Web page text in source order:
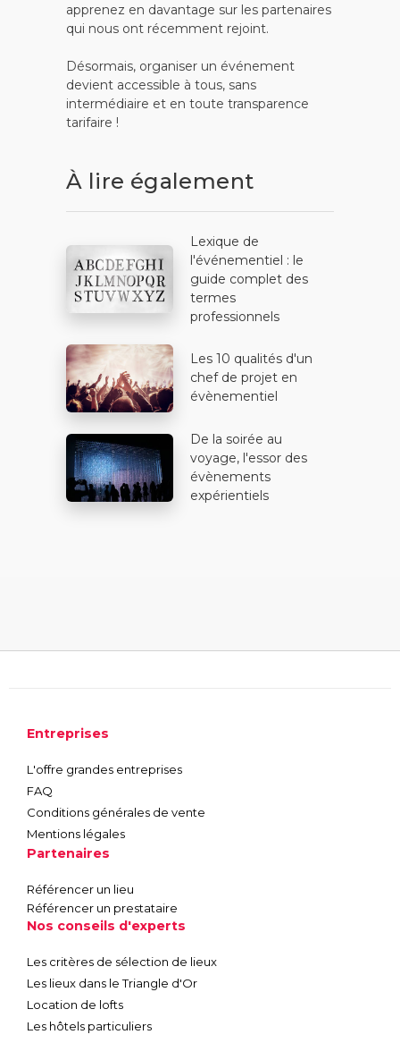
apprenez en davantage sur les partenaires
qui nous ont récemment rejoint.
Désormais, organiser un événement
devient accessible à tous, sans
intermédiaire et en toute transparence
tarifaire !
À lire également
Lexique de
l'événementiel : le
guide complet des
termes
professionnels
Les 10 qualités d'un
chef de projet en
évènementiel
De la soirée au
voyage, l'essor des
évènements
expérientiels
Entreprises
L'offre grandes entreprises
FAQ
Conditions générales de vente
Mentions légales
Partenaires
Référencer un lieu
Référencer un prestataire
Nos conseils d'experts
Les critères de sélection de lieux
Les lieux dans le Triangle d'Or
Location de lofts
Les hôtels particuliers